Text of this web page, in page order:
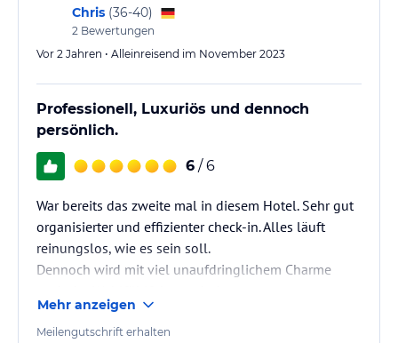
Chris (36-40)
2 Bewertungen
Vor 2 Jahren • Alleinreisend im November 2023
Professionell, Luxuriös und dennoch
persönlich.
6 / 6
War bereits das zweite mal in diesem Hotel. Sehr gut
organisierter und effizienter check-in. Alles läuft
reinungslos, wie es sein soll.
Dennoch wird mit viel unaufdringlichem Charme
Besonders zu empfehlen: Roof top bar inkl Gin Tonic
Auswahl!
Mehr anzeigen
Meilengutschrift erhalten